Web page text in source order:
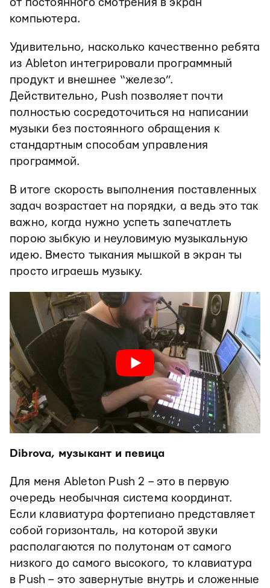
от постоянного смотрения в экран
компьютера.
Удивительно, насколько качественно ребята
из Ableton интегрировали программный
продукт и внешнее “железо”.
Действительно, Push позволяет почти
полностью сосредоточиться на написании
музыки без постоянного обращения к
стандартным способам управления
программой.
В итоге скорость выполнения поставленных
задач возрастает на порядки, а ведь это так
важно, когда нужно успеть запечатлеть
порою зыбкую и неуловимую музыкальную
идею. Вместо тыкания мышкой в экран ты
просто играешь музыку.
Dibrova, музыкант и певица
Для меня Ableton Push 2 – это в первую
очередь необычная система координат.
Если клавиатура фортепиано представляет
собой горизонталь, на которой звуки
располагаются по полутонам от самого
низкого до самого высокого, то клавиатура
в Push – это завернутые внутрь и сложенные